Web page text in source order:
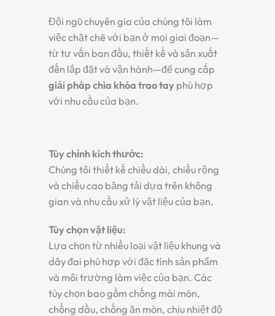
Đội ngũ chuyên gia của chúng tôi làm
việc chặt chẽ với bạn ở mọi giai đoạn—
từ tư vấn ban đầu, thiết kế và sản xuất
đến lắp đặt và vận hành—để cung cấp
giải pháp chìa khóa trao tay phù hợp
với nhu cầu của bạn.
Tùy chỉnh kích thước:
Chúng tôi thiết kế chiều dài, chiều rộng
và chiều cao băng tải dựa trên không
gian và nhu cầu xử lý vật liệu của bạn.
Tùy chọn vật liệu:
Lựa chọn từ nhiều loại vật liệu khung và
dây đai phù hợp với đặc tính sản phẩm
và môi trường làm việc của bạn. Các
tùy chọn bao gồm chống mài mòn,
chống dầu, chống ăn mòn, chịu nhiệt độ